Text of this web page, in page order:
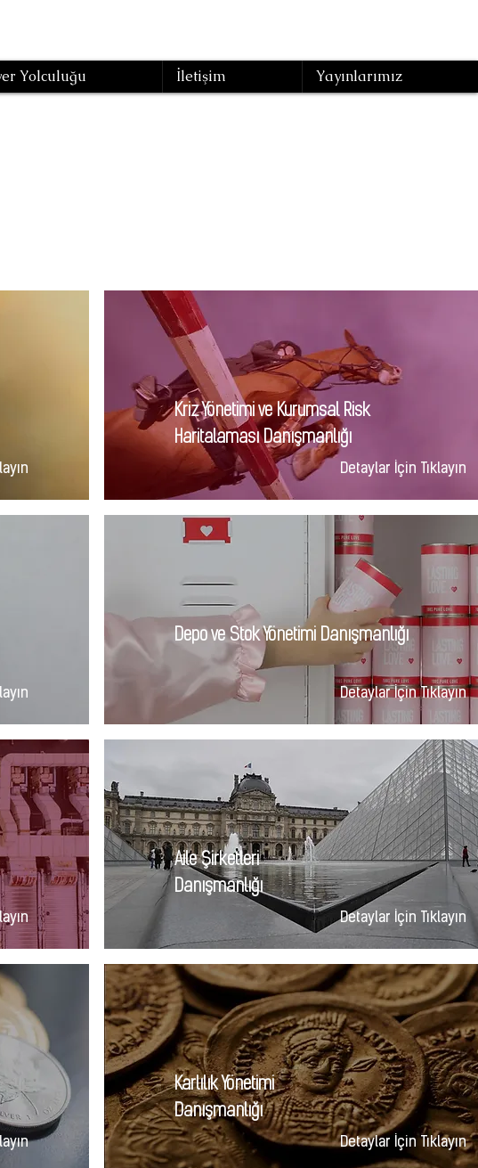
Yolculuğu İletişim Yayınlarımız
Kriz Yönetimi ve Kurumsal Risk
Haritalaması Danışmanlığı
Detaylar İçin Tıklayın
Depo ve Stok Yönetimi Danışmanlığı
Detaylar İçin Tıklayın
Aile Şirketleri
Danışmanlığı
Detaylar İçin Tıklayın
Karlılık Yönetimi
Danışmanlığı
Detaylar İçin Tıklayın